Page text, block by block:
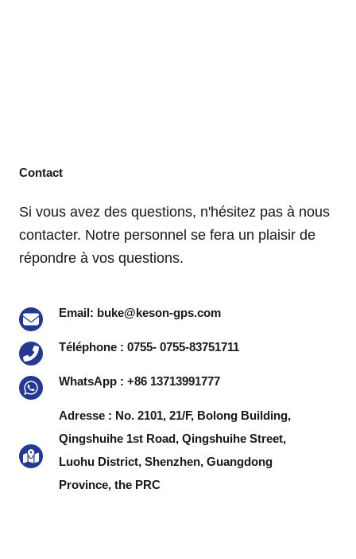
Contact
Si vous avez des questions, n'hésitez pas à nous
contacter. Notre personnel se fera un plaisir de
répondre à vos questions.
Email: buke@keson-gps.com
Téléphone : 0755- 0755-83751711
WhatsApp : +86 13713991777
Adresse : No. 2101, 21/F, Bolong Building,
Qingshuihe 1st Road, Qingshuihe Street,
Luohu District, Shenzhen, Guangdong
Province, the PRC